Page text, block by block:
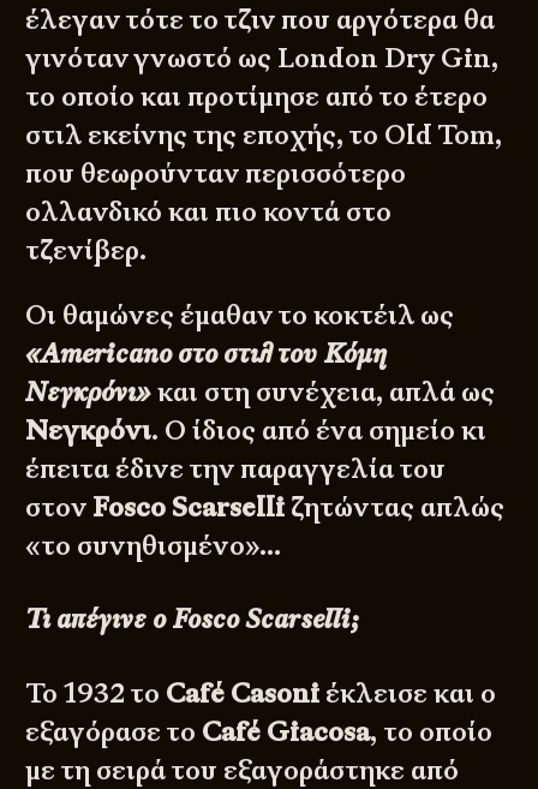
έλεγαν τότε το τζιν που αργότερα θα
γινόταν γνωστό ως London Dry Gin,
το οποίο και προτίμησε από το έτερο
στιλ εκείνης της εποχής, το Old Tom,
που θεωρούνταν περισσότερο
ολλανδικό και πιο κοντά στο
τζενίβερ.
Οι θαμώνες έμαθαν το κοκτέιλ ως
«Americano στο στιλ του Κόμη
Νεγκρόνι»και στη συνέχεια, απλά ως
Νεγκρόνι. Ο ίδιος από ένα σημείο κι
έπειτα έδινε την παραγγελία του
στον Fosco Scarselli ζητώντας απλώς
«το συνηθισμένο»…
Τι απέγινε ο Fosco Scarselli;
Το 1932 το Café Casoni έκλεισε και ο
εξαγόρασε το Café Giacosa, το οποίο
με τη σειρά του εξαγοράστηκε από